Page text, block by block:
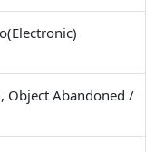
Object Abandoned /